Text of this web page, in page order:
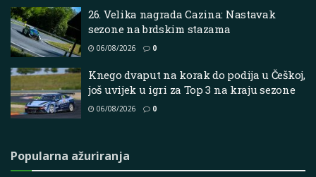
26. Velika nagrada Cazina: Nastavak
sezone na brdskim stazama
06/08/2026 0
Knego dvaput na korak do podija u Češkoj,
još uvijek u igri za Top 3 na kraju sezone
06/08/2026 0
Popularna ažuriranja